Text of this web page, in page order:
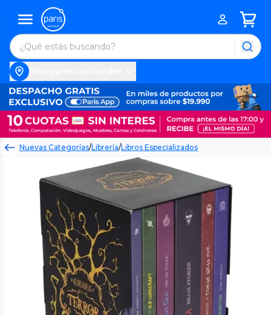
Nuevas Categorías/Librería/Libros Especializados